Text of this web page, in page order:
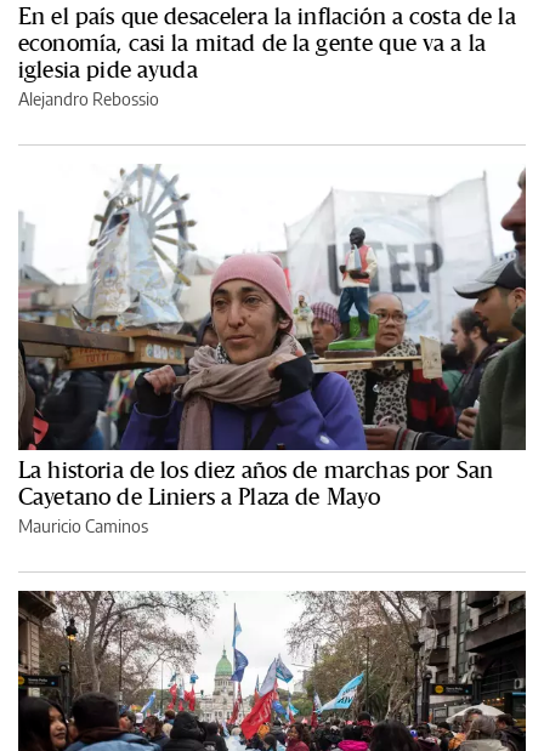
En el país que desacelera la inflación a costa de la
economía, casi la mitad de la gente que va a la
iglesia pide ayuda
Alejandro Rebossio
La historia de los diez años de marchas por San
Cayetano de Liniers a Plaza de Mayo
Mauricio Caminos